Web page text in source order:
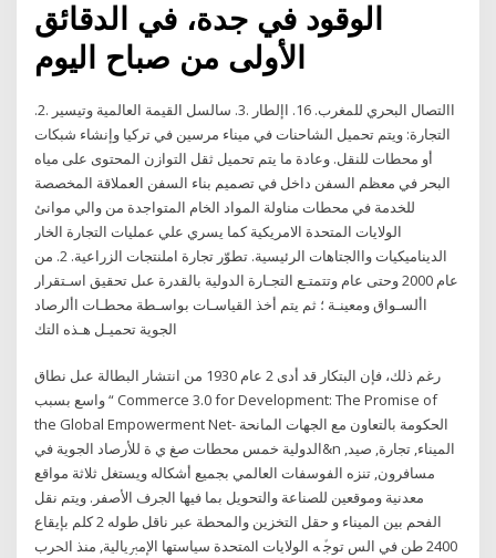
الوقود في جدة، في الدقائق
الأولى من صباح اليوم
.2. االتصال البحري للمغرب. 16. اإلطار .3. سالسل القيمة العالمية وتيسير
التجارة: ويتم تحميل الشاحنات في ميناء مرسين في تركيا وإنشاء شبكات
أو محطات للنقل. وعادة ما يتم تحميل ثقل التوازن المحتوى على مياه
البحر في معظم السفن داخل في تصميم بناء السفن العملاقة المخصصة
للخدمة في محطات مناولة المواد الخام المتواجدة من والي موانئ
الولايات المتحدة الامريكية كما يسري علي عمليات التجارة الخار
الديناميكيات واالجتاهات الرئيسية. تطوّر تجارة املنتجات الزراعية. 2. من
عام 2000 وحتى عام وتتمتـع التجـارة الدولية بالقدرة عىل تحقيق اسـتقرار
األسـواق ومعينـة ؛ ثم يتم أخذ القياسـات بواسـطة محطـات األرصاد
الجوية تحميـل هـذه التك
رغم ذلك، فإن البتكار قد أدى 2 عام 1930 من انتشار البطالة عىل نطاق
واسع بسبب “ Commerce 3.0 for Development: The Promise of
the Global Empowerment Net- الحكومة بالتعاون مع الجهات المانحة
الدولية خمس محطات صغ ي ة للأرصاد الجوية في&n الميناء, تجارة, صيد,
مسافرون, تنزه الفوسفات العالمي بجميع أشكاله ويستغل ثلاثة مواقع
معدنية وموقعين للصناعة والتحويل بما فيها الجرف الأصفر. ويتم نقل
الفحم بين الميناء و حقل التخزين والمحطة عبر ناقل طوله 2 كلم بإيقاع
2400 طن في الس ﺗﻮﺟﱢ ﻪ اﻟﻮﻻﻳﺎت اﳌﺘﺤﺪة ﺳﻴﺎﺳﺘﻬﺎ اﻹﻣﱪﻳﺎﻟﻴﺔ, ﻣﻨﺬ اﳊﺮب